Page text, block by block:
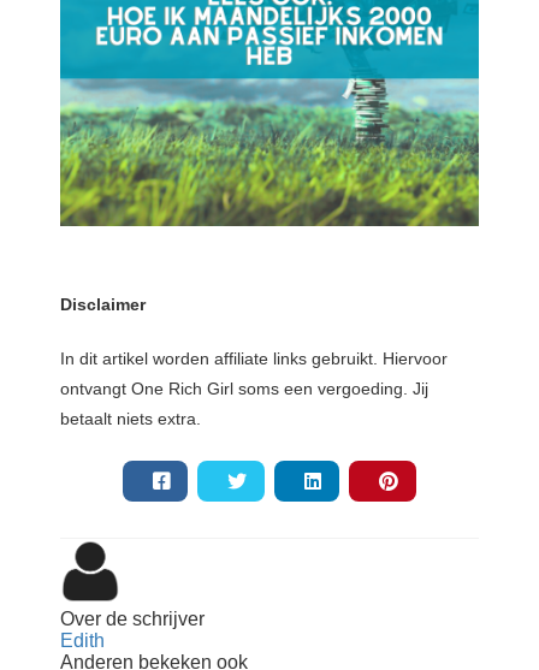
Disclaimer
In dit artikel worden affiliate links gebruikt. Hiervoor
ontvangt One Rich Girl soms een vergoeding. Jij
betaalt niets extra.
Over de schrijver
Edith
Anderen bekeken ook